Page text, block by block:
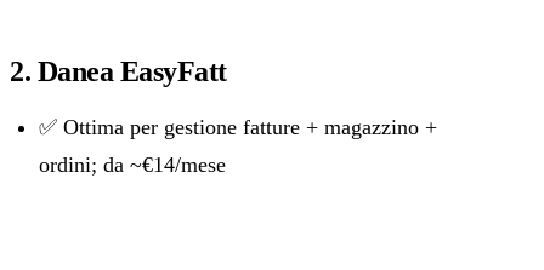
2. Danea EasyFatt
✅ Ottima per gestione fatture + magazzino +
ordini; da ~€14/mese